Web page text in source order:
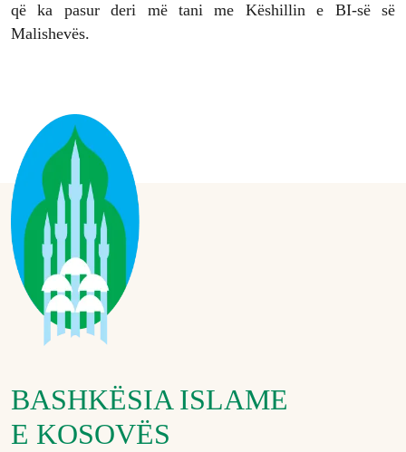
që ka pasur deri më tani me Këshillin e BI-së së
Malishevës.
BASHKËSIA ISLAME
E KOSOVËS